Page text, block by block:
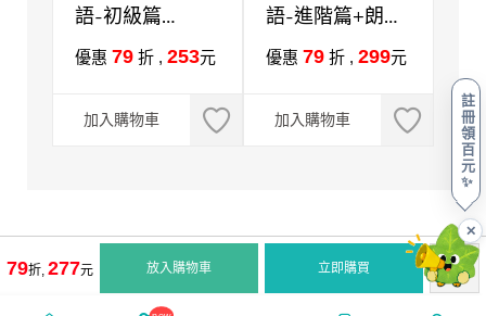
註
冊
領
百
元
✨
✕
79折, 277元 放入購物車 立即購買
語-初級篇
+1MP3
優惠 79 折 , 253元
加入購物車
語-進階篇+朗讀
音檔
優惠 79 折 , 299元
加入購物車
篇
加